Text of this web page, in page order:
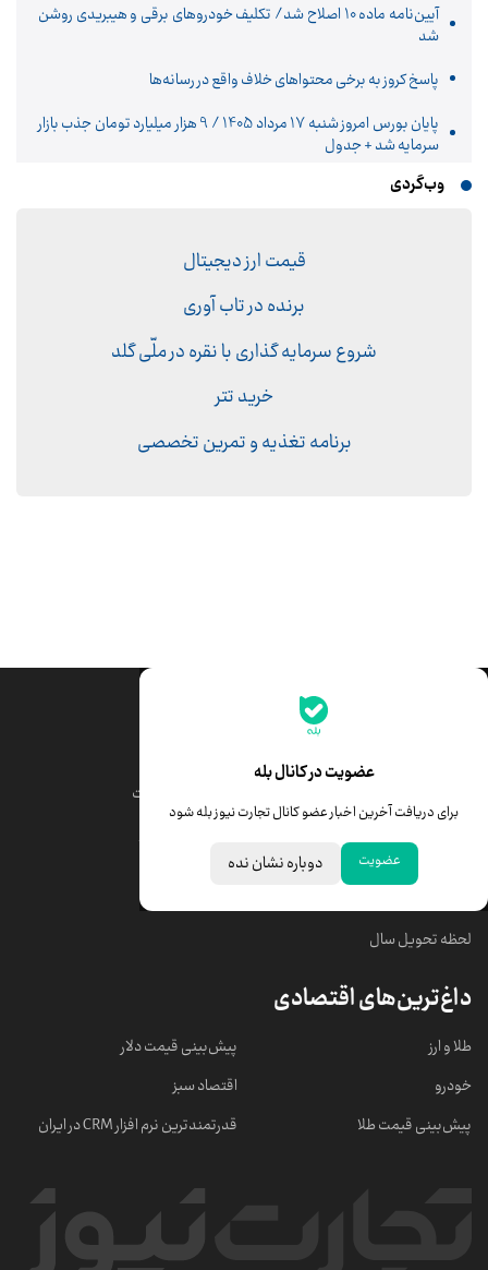
آیین‌نامه ماده 10 اصلاح شد/ تکلیف خودروهای برقی و هیبریدی روشن
شد
پاسخ کروز به برخی محتواهای خلاف واقع در رسانه‌ها
پایان بورس امروز شنبه 17 مرداد 1405 / 9 هزار میلیارد تومان جذب بازار
سرمایه شد + جدول
وب‌گردی
قیمت ارز دیجیتال
برنده در تاب آوری
شروع سرمایه گذاری با نقره در ملّی گلد
خرید تتر
برنامه تغذیه و تمرین تخصصی
عضویت در کانال بله
برای دریافت آخرین اخبار عضو کانال تجارت نیوز بله شود
عضویت دوباره نشان نده
جدیدترین قیمت‌ها
قیمت درهم امارات
خبرهای مهم
لحظه تحویل سال
داغ‌ترین‌های اقتصادی
طلا و ارز
خودرو
پیش‌بینی قیمت طلا
پیش‌بینی قیمت دلار
اقتصاد سبز
قدرتمندترین نرم‌ افزار CRM در ایران